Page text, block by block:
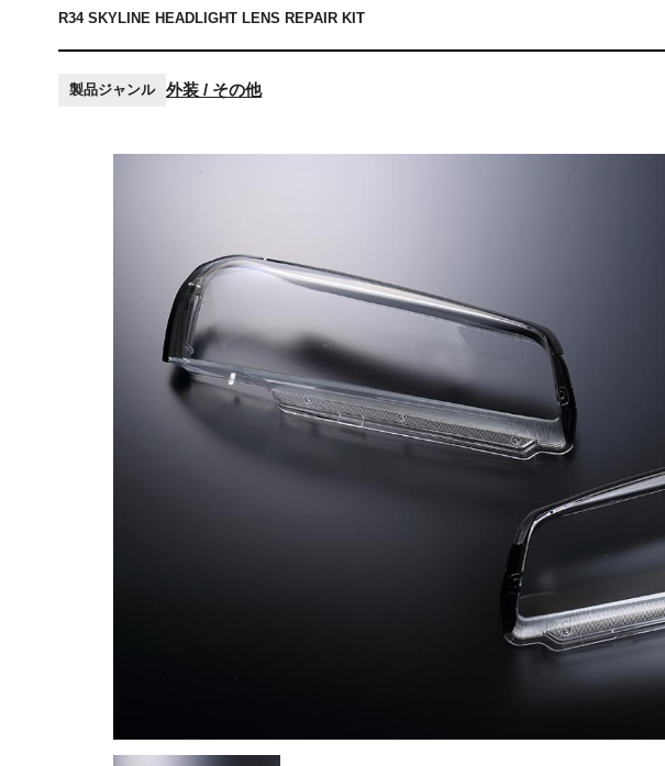
R34 SKYLINE HEADLIGHT LENS REPAIR KIT
製品ジャンル 外装 / その他